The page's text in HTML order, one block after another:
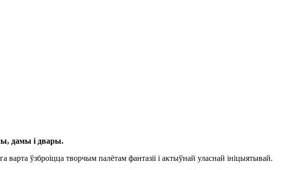
дамы і двары.
ўзброіцца творчым палётам фантазіі і актыўнай уласнай ініцыятывай.